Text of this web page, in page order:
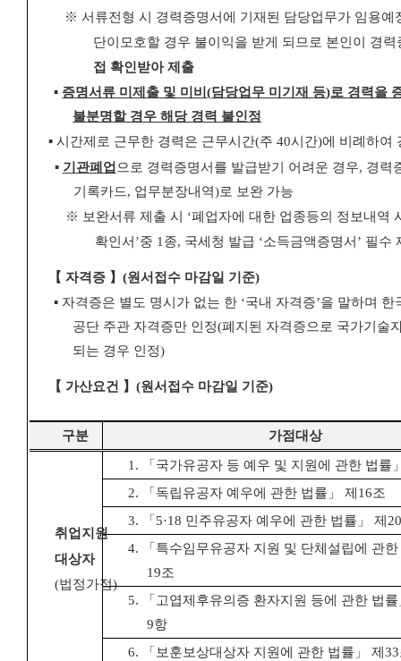
※ 서류전형 시 경력증명서에 기재된 담당업무가 임용
단이 모호할 경우 불이익을 받게 되므로 본인이 경
접 확인받아 제출
▪ 증명서류 미제출 및 미비(담당업무 미기재 등)로 경력을
불분명할 경우 해당 경력 불인정
▪시간제로 근무한 경력은 근무시간(주40시간)에 비례하여
▪ 기관폐업 으로 경력증명서를 발급받기 어려운 경우, 경력
기록카드, 업무분장내역)로 보완 가능
※ 보완서류 제출 시 ‘폐업자에 대한 업종등의 정보내역
확인서 ’중 1 종, 국세청 발급 ‘소득금액증명서 ’ 필수
【자격증 】(원서접수 마감일 기준)
▪ 자격증은 별도 명시가 없는 한 ‘국내 자격증’을 말하며 한
공단 주관 자격증만 인정(폐지된 자격증으로 국가기술
되는 경우 인정)
【 가산요건 】(원서접수 마감일 기준)
구분 가점대상
취업지원
대상자
(법정가점)
1. 「 국가유공자 등 예우 및 지원에 관한 법률
2.
「 독립유공자 예우에 관한 법률 」 제 16조
3.
「 5·18 민주유공자 예우에 관한 법률 」 제 20
4.
「 특수임무유공자 지원 및 단체설립에 관한
19조
5.
「 고엽제후유의증 환자지원 등에 관한 법률
9항
6.
「 보훈보상대상자 지원에 관한 법률 」 제 33